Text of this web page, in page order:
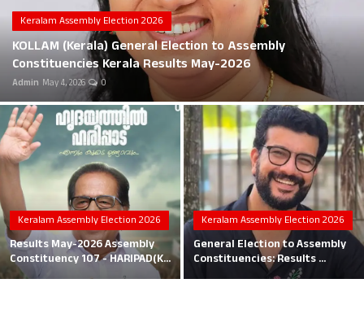
Career
Education
Business
Local News
Earn Money
Tutorials
Malayalam
Keralam Assembly Election 2026
KOLLAM (Kerala) General Election to Assembly
Constituencies Kerala Results May-2026
Admin May 4, 2026 0
Keralam Assembly Election 2026
Results May-2026 Assembly
Constituency 107 - HARIPAD(K...
Keralam Assembly Election 2026
General Election to Assembly
Constituencies: Results ...